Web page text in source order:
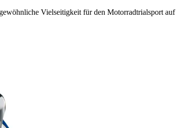
Vielseitigkeit für den Motorradtrialsport auf